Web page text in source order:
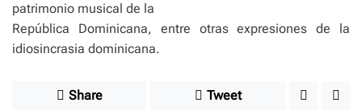
patrimonio musical de la
República Dominicana, entre otras expresiones de la
idiosincrasia dominicana.
Share Tweet